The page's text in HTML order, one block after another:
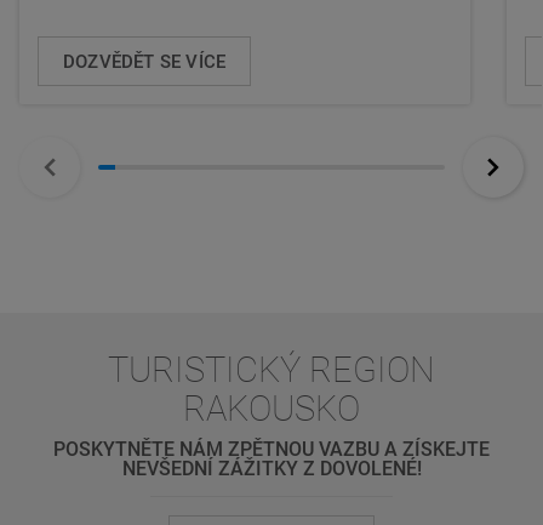
DOZVĚDĚT SE VÍCE
TURISTICKÝ REGION
RAKOUSKO
POSKYTNĚTE NÁM ZPĚTNOU VAZBU A ZÍSKEJTE
NEVŠEDNÍ ZÁŽITKY Z DOVOLENÉ!